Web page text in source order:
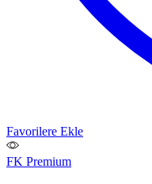
Favorilere Ekle
FK Premium